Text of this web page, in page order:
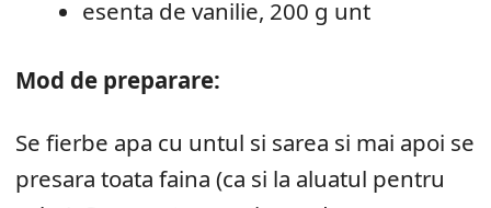
esenta de vanilie, 200 g unt
Mod de preparare:
Se fierbe apa cu untul si sarea si mai apoi se
presara toata faina (ca si la aluatul pentru